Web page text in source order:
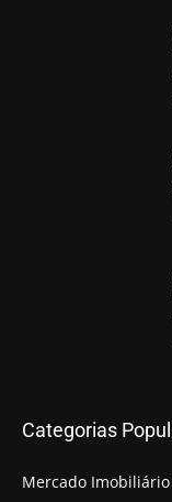
Categorias
Mercado Imobiliário